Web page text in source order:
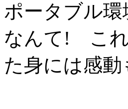
ポータブル
なんて! これ
た身には感動